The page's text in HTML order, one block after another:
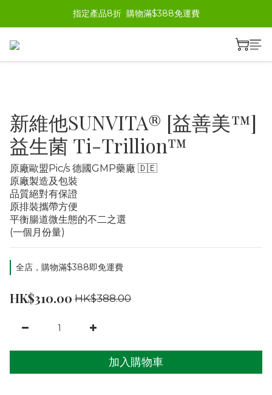
指定產品8折  購物滿$388免運費
新維他SUNVITA® [益善美™]
益生菌 Ti-Trillion™
原廠歐盟Pic/s 德國GMP藥廠 🇩🇪
原廠製造及包裝
品質絕對有保證
原排裝攜帶方便
平衡腸道微生態的不二之選
(一個月份量)
全店，購物滿$388即免運費
HK$310.00 HK$388.00
加入購物車